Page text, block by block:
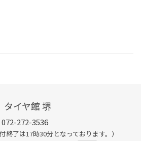
タイヤ館 堺
072-272-3536
了は17時30分となっております。）